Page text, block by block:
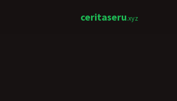
ceritaseru.xyz